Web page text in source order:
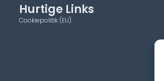
Hurtige Links
Cookiepolitik (EU)